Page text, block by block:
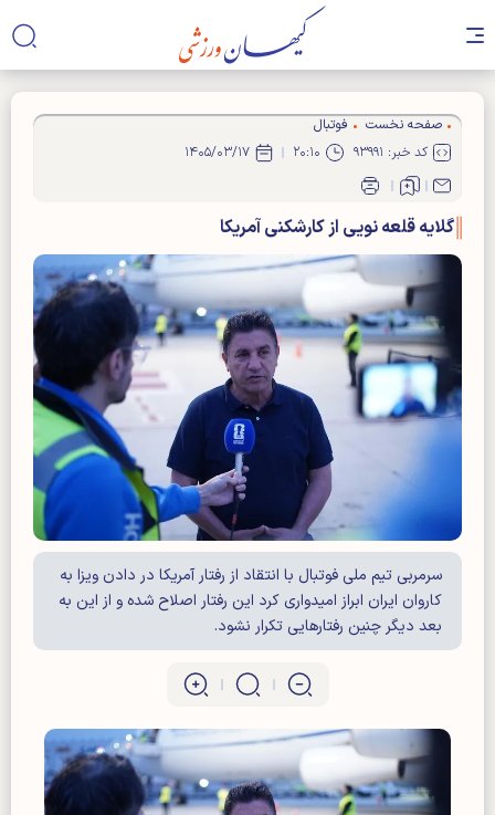
صفحه نخست
فوتبال
کد خبر: ۹۳۹۹۱
۲۰:۱۰ ۱۴۰۵/۰۳/۱۷
گلایه قلعه نویی از کارشکنی آمریکا
سرمربی تیم ملی فوتبال با انتقاد از رفتار آمریکا در دادن ویزا به
کاروان ایران ابراز امیدواری کرد این رفتار اصلاح شده و از این به
بعد دیگر چنین رفتار‌هایی تکرار نشود.